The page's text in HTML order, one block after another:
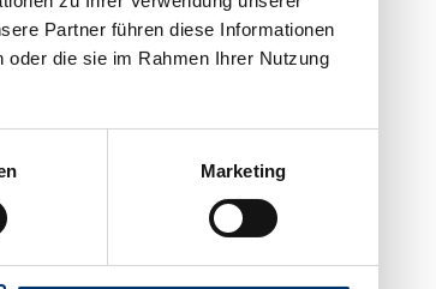
Partner führen diese Informationen
die sie im Rahmen Ihrer Nutzung
Marketing